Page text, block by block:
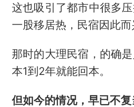
这也吸引了都市中很多
一股移居热，民宿因此而
那时的大理民宿，的确
本1到2年就能回本。
但如今的情况，早已不复